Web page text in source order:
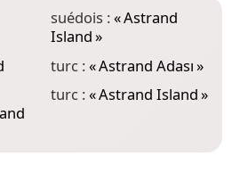
suédois :«Astrand
Island»
turc :«Astrand Adası»
turc :«Astrand Island»